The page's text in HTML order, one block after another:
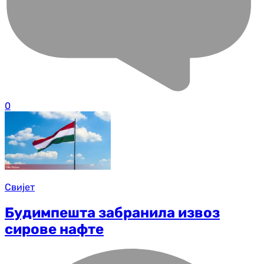
0
Свијет
Будимпешта забранила извоз
сирове нафте